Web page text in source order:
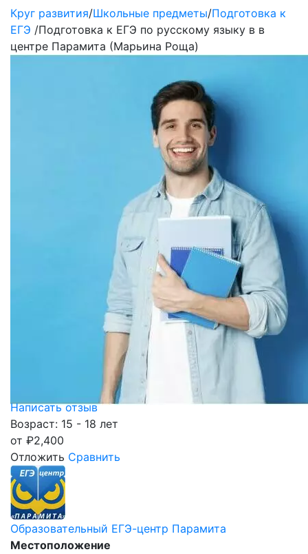
Круг развития/Школьные предметы/Подготовка к
ЕГЭ /Подготовка к ЕГЭ по русскому языку в в
центре Парамита (Марьина Роща)
Написать отзыв
Возраст: 15 - 18 лет
от ₽2,400
Отложить Сравнить
Образовательный ЕГЭ-центр Парамита
Местоположение